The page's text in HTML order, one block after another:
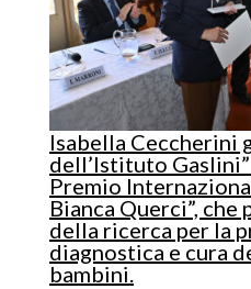
Isabella Ceccherini
dell’Istituto
Premio
Bianca Querci”, che
della ricerca per la
diagnostica e cura
bambini.